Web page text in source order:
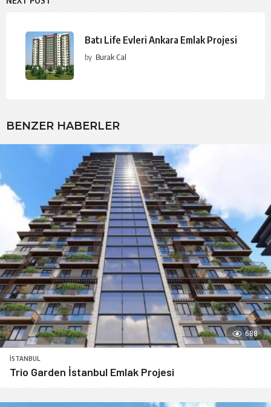
Batı Life Evleri Ankara Emlak Projesi
by Burak Cal
BENZER HABERLER
688
İSTANBUL
Trio Garden İstanbul Emlak Projesi